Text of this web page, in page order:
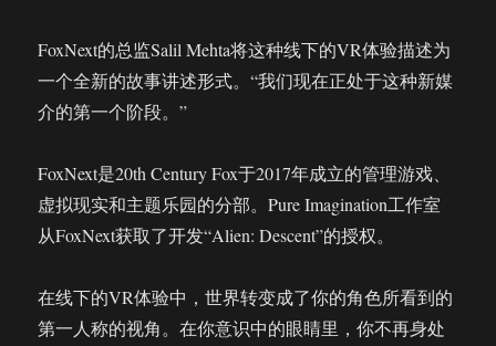
FoxNext的总监Salil Mehta将这种线下的VR体验描述为
一个全新的故事讲述形式。“我们现在正处于这种新媒
介的第一个阶段。”
FoxNext是20th Century Fox于2017年成立的管理游戏、
虚拟现实和主题乐园的分部。Pure Imagination工作室
从FoxNext获取了开发“Alien: Descent”的授权。
在线下的VR体验中，世界转变成了你的角色所看到的
第一人称的视角。在你意识中的眼睛里，你不再身处